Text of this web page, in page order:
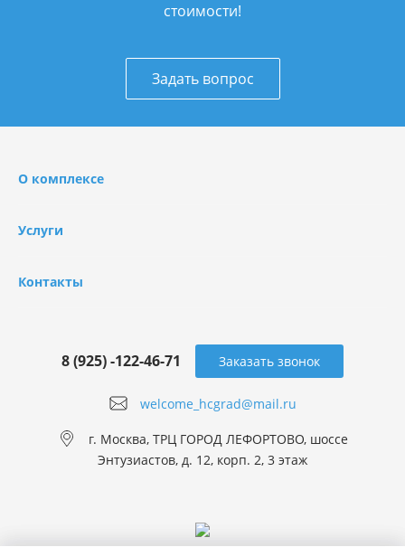
стоимости!
Задать вопрос
О комплексе
Услуги
Контакты
welcome_hcgrad@mail.ru
8 (925) -122-46-71
г. Москва, ТРЦ ГОРОД ЛЕФОРТОВО, шоссе
Энтузиастов, д. 12, корп. 2, 3 этаж
Заказать звонок